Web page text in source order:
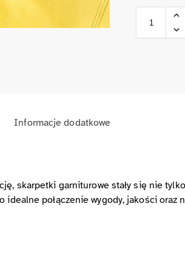
Informacje dodatkowe
skarpetki garniturowe stały się nie
połączenie wygody, jakości oraz